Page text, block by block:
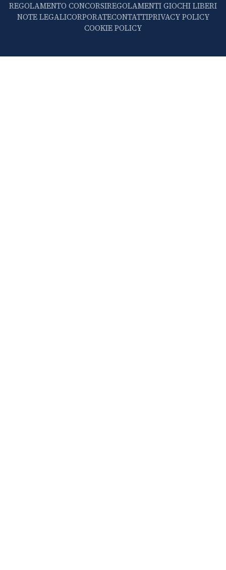
REGOLAMENTO CONCORSIREGOLAMENTI GIOCHI LIBERI
NOTE LEGALICORPORATECONTATTIPRIVACY POLICY
COOKIE POLICY